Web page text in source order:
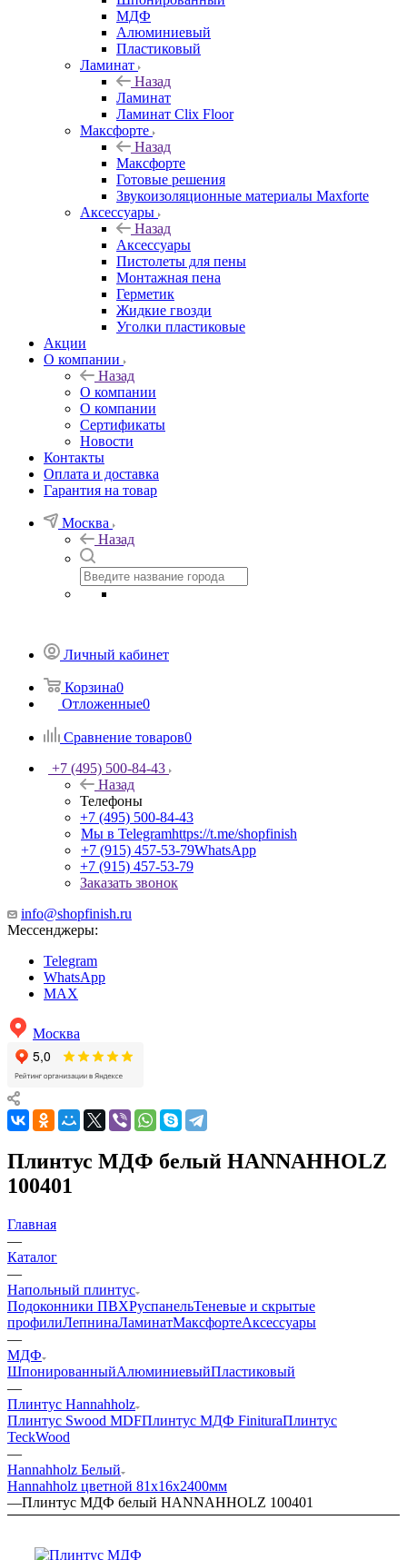
МДФ
Алюминиевый
Пластиковый
Ламинат
Назад
Ламинат
Ламинат Clix Floor
Максфорте
Назад
Максфорте
Готовые решения
Звукоизоляционные материалы Maxforte
Аксессуары
Назад
Аксессуары
Пистолеты для пены
Монтажная пена
Герметик
Жидкие гвозди
Уголки пластиковые
Акции
О компании
Назад
О компании
О компании
Сертификаты
Новости
Контакты
Оплата и доставка
Гарантия на товар
Москва
Назад
Личный кабинет
Корзина0
Отложенные0
Сравнение товаров0
+7 (495) 500-84-43
Назад
Телефоны
+7 (495) 500-84-43
Мы в Telegramhttps://t.me/shopfinish
+7 (915) 457-53-79WhatsApp
+7 (915) 457-53-79
Заказать звонок
info@shopfinish.ru
Мессенджеры:
Telegram
WhatsApp
MAX
Москва
Плинтус МДФ белый HANNAHHOLZ
100401
Главная
—
Каталог
—
Напольный плинтус
Подоконники ПВХРуспанельТеневые и скрытые
профилиЛепнинаЛаминатМаксфортеАксессуары
—
МДФ
ШпонированныйАлюминиевыйПластиковый
—
Плинтус Hannahholz
Плинтус Swood MDFПлинтус МДФ FinituraПлинтус
TeckWood
—
Hannahholz Белый
Hannahholz цветной 81х16х2400мм
—Плинтус МДФ белый HANNAHHOLZ 100401